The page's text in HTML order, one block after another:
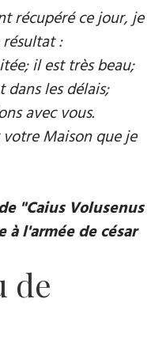
récupéré ce jour, je
:
il est très beau;
dans les délais;
avec vous.
Maison que je
"Caius Volusenus
l'armée de césar
de